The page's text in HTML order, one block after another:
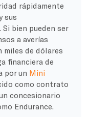
rápidamente
sus
bien pueden ser
a averías
miles de dólares
financiera de
por un Mini
como contrato
concesionario
Endurance.